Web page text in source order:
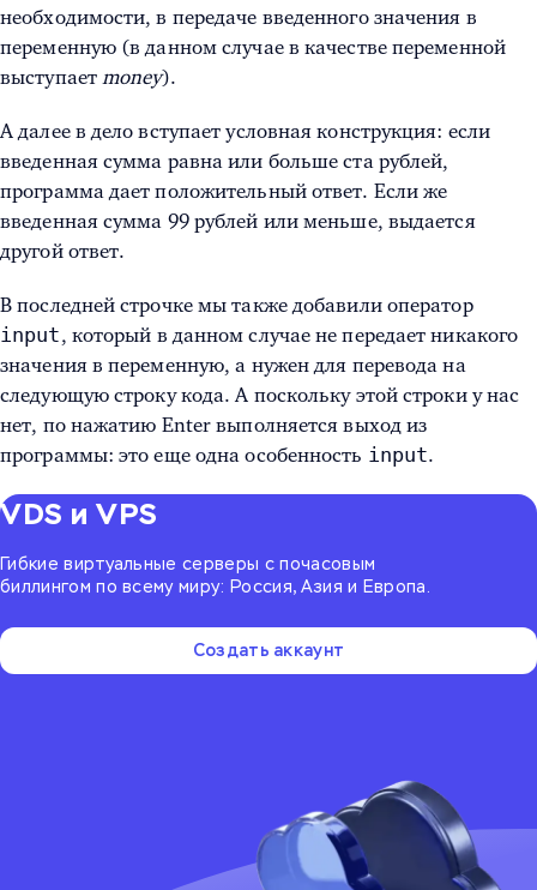
необходимости, в передаче введенного значения в
переменную (в данном случае в качестве переменной
выступает money).
А далее в дело вступает условная конструкция: если
введенная сумма равна или больше ста рублей,
программа дает положительный ответ. Если же
введенная сумма 99 рублей или меньше, выдается
другой ответ.
В последней строчке мы также добавили оператор
input, который в данном случае не передает никакого
значения в переменную, а нужен для перевода на
следующую строку кода. А поскольку этой строки у нас
нет, по нажатию Enter выполняется выход из
программы: это еще одна особенность input.
VDS и VPS
Гибкие виртуальные серверы с почасовым
биллингом по всему миру: Россия, Азия и Европа.
Создать аккаунт